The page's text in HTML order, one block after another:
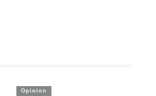
Opinion